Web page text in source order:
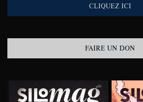
CLIQUEZ ICI
FAIRE UN DON